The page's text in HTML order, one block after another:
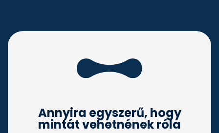
Annyira egyszerű, hogy
mintát vehetnének róla